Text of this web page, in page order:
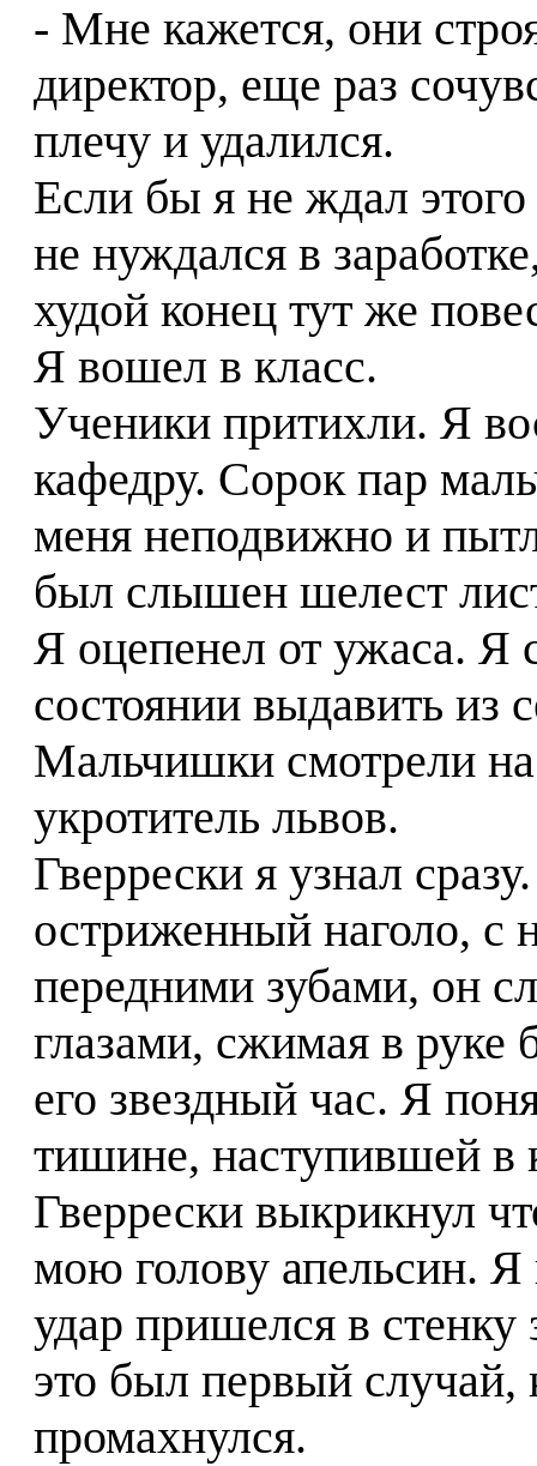
- Мне кажется, они
директор, еще раз
плечу и удалился.
Если бы я не ждал
не нуждался в
худой конец тут же
Я вошел в класс.
Ученики притихли. Я
кафедру. Сорок пар
меня неподвижно и
был слышен шелест
Я оцепенел от ужаса. Я
состоянии выдавить из
Мальчишки смотрели
укротитель львов.
Гверрески я узнал
остриженный наголо, с
передними зубами, он
глазами, сжимая в руке
его звездный час. Я
тишине, наступившей в
Гверрески выкрикнул
мою голову апельсин. Я
удар пришелся в
это был первый случай,
промахнулся.